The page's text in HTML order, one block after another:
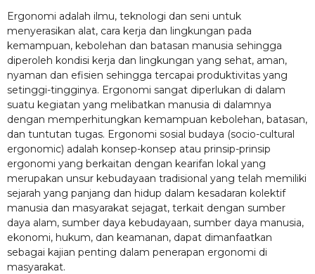
Ergonomi adalah ilmu, teknologi dan seni untuk
menyerasikan alat, cara kerja dan lingkungan pada
kemampuan, kebolehan dan batasan manusia sehingga
diperoleh kondisi kerja dan lingkungan yang sehat, aman,
nyaman dan efisien sehingga tercapai produktivitas yang
setinggi-tingginya. Ergonomi sangat diperlukan di dalam
suatu kegiatan yang melibatkan manusia di dalamnya
dengan memperhitungkan kemampuan kebolehan, batasan,
dan tuntutan tugas. Ergonomi sosial budaya (socio-cultural
ergonomic) adalah konsep-konsep atau prinsip-prinsip
ergonomi yang berkaitan dengan kearifan lokal yang
merupakan unsur kebudayaan tradisional yang telah memiliki
sejarah yang panjang dan hidup dalam kesadaran kolektif
manusia dan masyarakat sejagat, terkait dengan sumber
daya alam, sumber daya kebudayaan, sumber daya manusia,
ekonomi, hukum, dan keamanan, dapat dimanfaatkan
sebagai kajian penting dalam penerapan ergonomi di
masyarakat.